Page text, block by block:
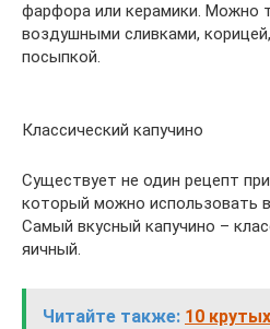
фарфора или керамики. Можно
воздушными сливками,
посыпкой.
Классический капучино
Существует не один рецепт
который можно использовать
Самый вкусный капучино –
яичный.
Читайте также: 10